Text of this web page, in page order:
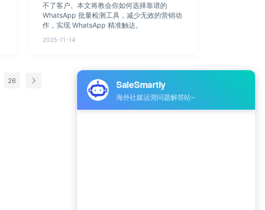
不了客户。本文将教会你如何选择靠谱的
WhatsApp 批量检测工具，减少无效的营销动
作，实现 WhatsApp 精准触达。
2025-11-14
26